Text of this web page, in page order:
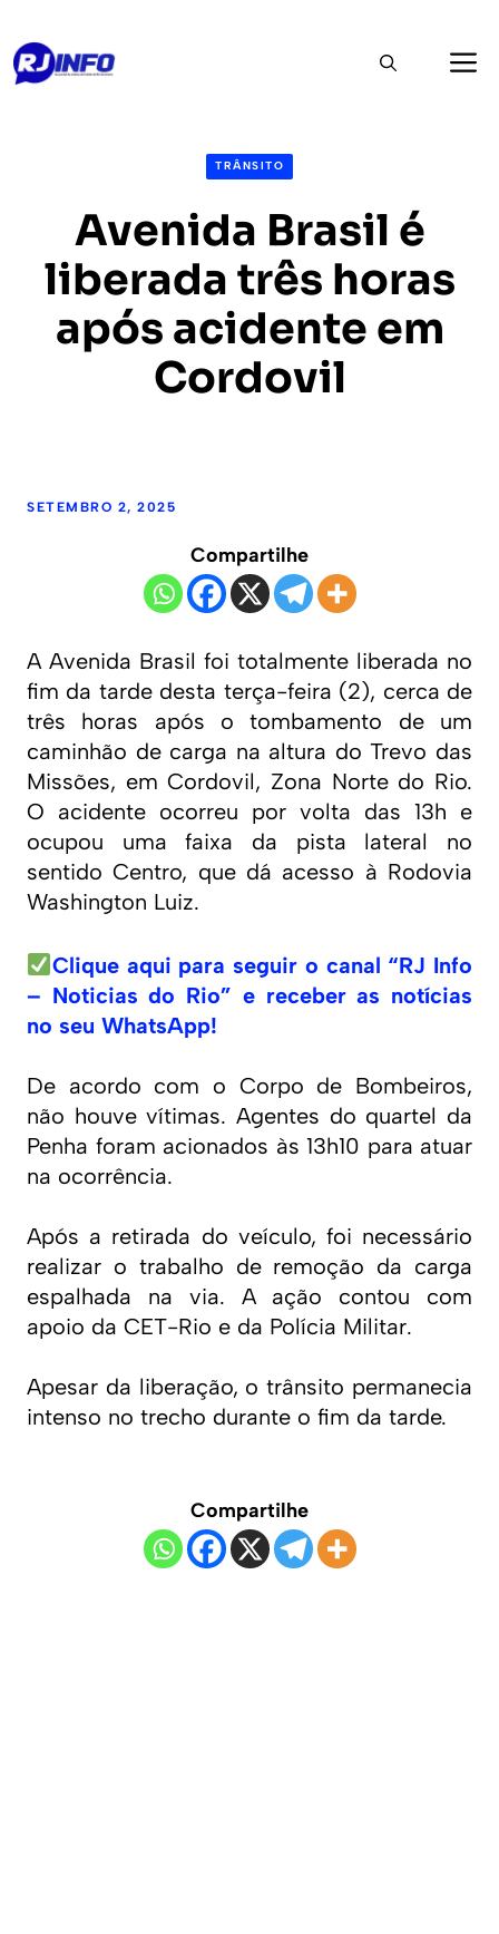
Pular
para
TRÂNSITO
Avenida Brasil é
liberada três horas
após acidente em
Cordovil
SETEMBRO 2, 2025
Compartilhe
A Avenida Brasil foi totalmente liberada no
fim da tarde desta terça-feira (2), cerca de
três horas após o tombamento de um
caminhão de carga na altura do Trevo das
Missões, em Cordovil, Zona Norte do Rio.
O acidente ocorreu por volta das 13h e
ocupou uma faixa da pista lateral no
sentido Centro, que dá acesso à Rodovia
Washington Luiz.
Clique aqui para seguir o canal “RJ Info
– Noticias do Rio” e receber as notícias
no seu WhatsApp!
De acordo com o Corpo de Bombeiros,
não houve vítimas. Agentes do quartel da
Penha foram acionados às 13h10 para atuar
na ocorrência.
Após a retirada do veículo, foi necessário
realizar o trabalho de remoção da carga
espalhada na via. A ação contou com
apoio da CET-Rio e da Polícia Militar.
Apesar da liberação, o trânsito permanecia
intenso no trecho durante o fim da tarde.
Compartilhe